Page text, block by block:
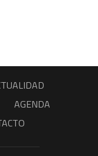
AGENDA